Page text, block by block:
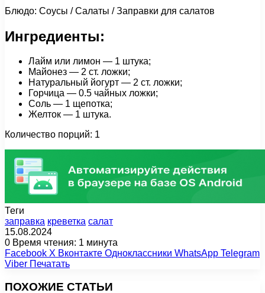
Блюдо: Соусы / Салаты / Заправки для салатов
Ингредиенты:
Лайм или лимон — 1 штука;
Майонез — 2 ст. ложки;
Натуральный йогурт — 2 ст. ложки;
Горчица — 0.5 чайных ложки;
Соль — 1 щепотка;
Желток — 1 штука.
Количество порций: 1
Теги
заправка креветка салат
15.08.2024
0 Время чтения: 1 минута
Facebook X Вконтакте Одноклассники WhatsApp Telegram
Viber Печатать
ПОХОЖИЕ СТАТЬИ